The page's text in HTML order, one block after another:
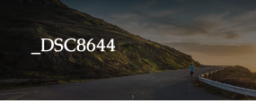
_DSC8644